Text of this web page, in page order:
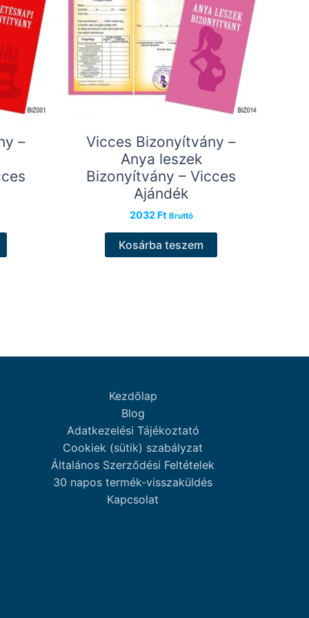
–
Vicces Bizonyítvány –
Anya leszek
Bizonyítvány – Vicces
Ajándék
2032 Ft Bruttó
Kosárba teszem
Kezdőlap
Blog
Adatkezelési Tájékoztató
Cookiek (sütik) szabályzat
Általános Szerződési Feltételek
30 napos termék-visszaküldés
Kapcsolat